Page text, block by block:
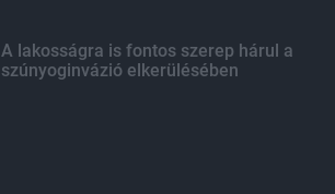
A lakosságra is fontos szerep hárul a
szúnyoginvázió elkerülésében